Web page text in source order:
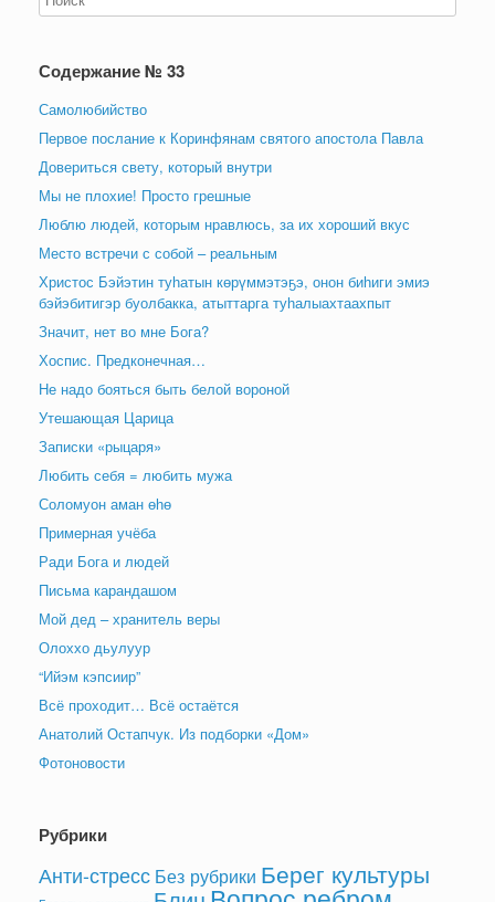
Содержание № 33
Самолюбийство
Первое послание к Коринфянам святого апостола Павла
Довериться свету, который внутри
Мы не плохие! Просто грешные
Люблю людей, которым нравлюсь, за их хороший вкус
Место встречи с собой – реальным
Христос Бэйэтин туһатын көрүммэтэҕэ, онон биһиги эмиэ
бэйэбитигэр буолбакка, атыттарга туһалыахтаахпыт
Значит, нет во мне Бога?
Хоспис. Предконечная…
Не надо бояться быть белой вороной
Утешающая Царица
Записки «рыцаря»
Любить себя = любить мужа
Соломуон аман өһө
Примерная учёба
Ради Бога и людей
Письма карандашом
Мой дед – хранитель веры
Олоххо дьулуур
“Ийэм кэпсиир”
Всё проходит… Всё остаётся
Анатолий Остапчук. Из подборки «Дом»
Фотоновости
Рубрики
Анти-стресс Без рубрики Берег культуры